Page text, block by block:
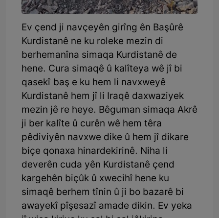
Ev çend ji navçeyên girîng ên Başûrê
Kurdistanê ne ku roleke mezin di
berhemanîna simaqa Kurdistanê de
hene. Cura simaqê û kalîteya wê jî bi
qasekî baş e ku hem li navxweyê
Kurdistanê hem jî li Iraqê daxwaziyek
mezin jê re heye. Bêguman simaqa Akrê
ji ber kalîte û curên wê hem têra
pêdiviyên navxwe dike û hem jî dikare
biçe qonaxa hinardekirinê. Niha li
deverên cuda yên Kurdistanê çend
kargehên biçûk û xwecihî hene ku
simaqê berhem tînin û ji bo bazarê bi
awayekî pîşesazî amade dikin. Ev yeka